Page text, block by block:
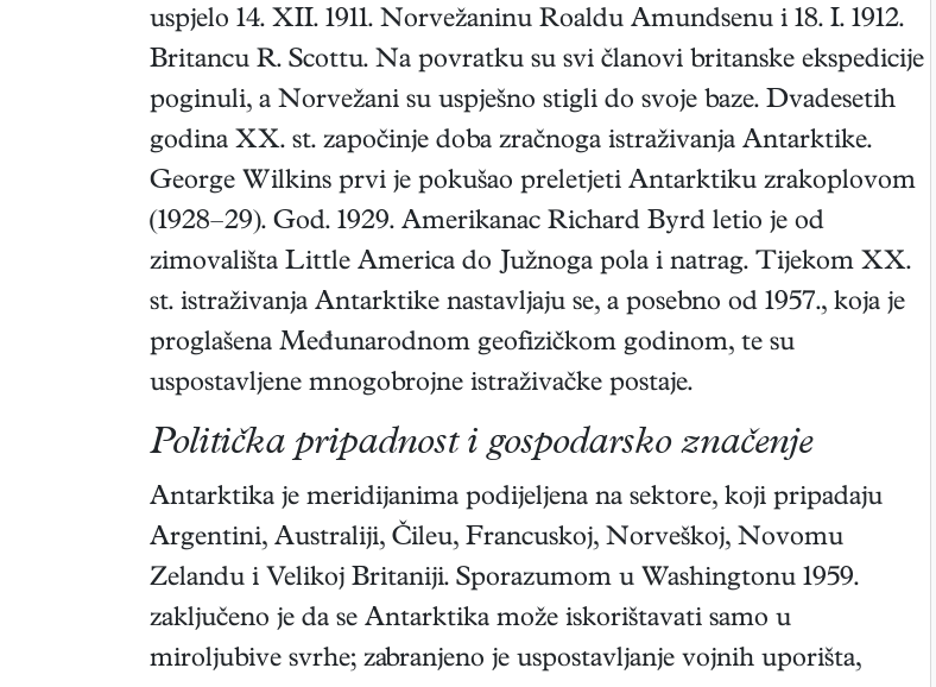
uspjelo 14. XII. 1911. Norvežaninu Roaldu Amundsenu i 18. I. 1912.
Britancu R. Scottu. Na povratku su svi članovi britanske ekspedicije
poginuli, a Norvežani su uspješno stigli do svoje baze. Dvadesetih
godina XX. st. započinje doba zračnoga istraživanja Antarktike.
George Wilkins prvi je pokušao preletjeti Antarktiku zrakoplovom
(1928–29). God. 1929. Amerikanac Richard Byrd letio je od
zimovališta Little America do Južnoga pola i natrag. Tijekom XX.
st. istraživanja Antarktike nastavljaju se, a posebno od 1957., koja je
proglašena Međunarodnom geofizičkom godinom, te su
uspostavljene mnogobrojne istraživačke postaje.
Politička pripadnost i gospodarsko značenje
Antarktika je meridijanima podijeljena na sektore, koji pripadaju
Argentini, Australiji, Čileu, Francuskoj, Norveškoj, Novomu
Zelandu i Velikoj Britaniji. Sporazumom u Washingtonu 1959.
zaključeno je da se Antarktika može iskorištavati samo u
miroljubive svrhe; zabranjeno je uspostavljanje vojnih uporišta,